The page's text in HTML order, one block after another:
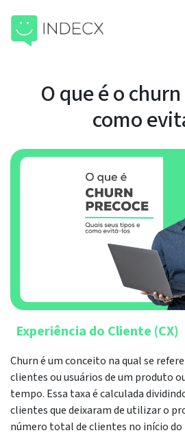
O que é o
como
Experiência do Cliente (CX)
Churn é um conceito na qual se
clientes ou usuários de um produto
tempo. Essa taxa é calculada
clientes que deixaram de utilizar o
número total de clientes no início do